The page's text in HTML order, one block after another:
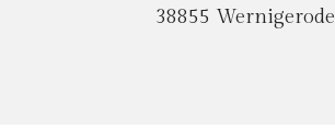
38855 Wernigerode